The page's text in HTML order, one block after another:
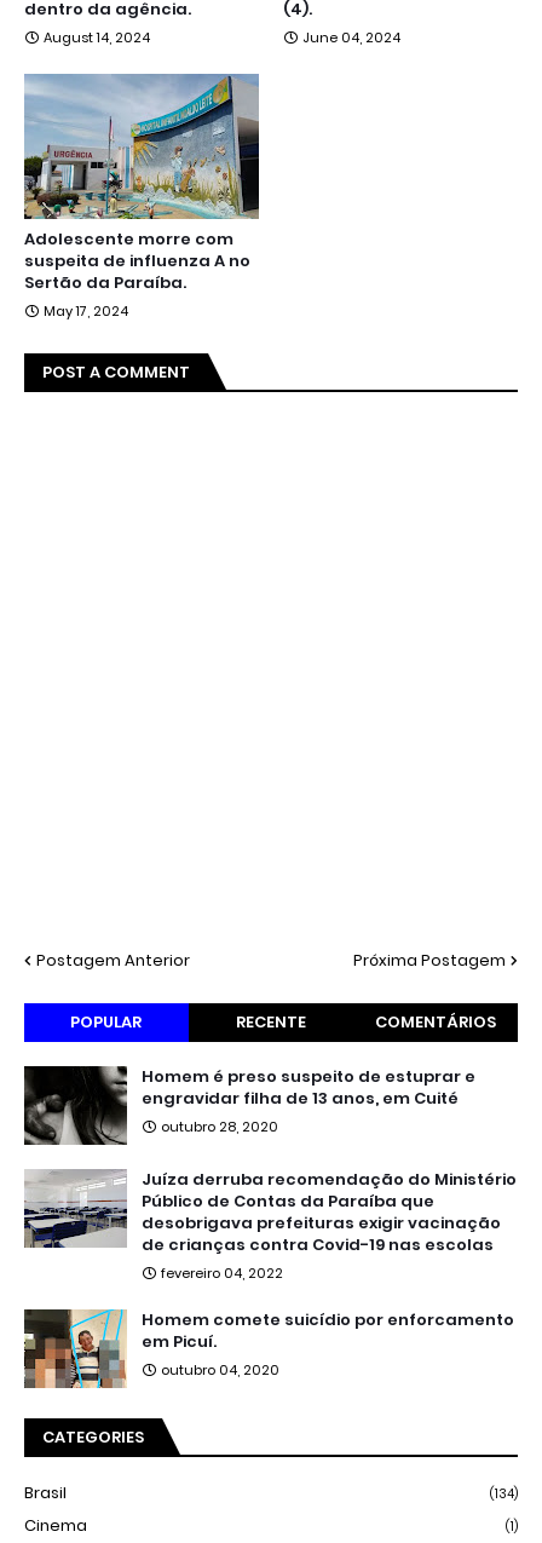
dentro da agência.
August 14, 2024
(4).
June 04, 2024
Adolescente morre com
suspeita de influenza A no
Sertão da Paraíba.
May 17, 2024
POST A COMMENT
Postagem Anterior Próxima Postagem
POPULAR RECENTE COMENTÁRIOS
Homem é preso suspeito de estuprar e
engravidar filha de 13 anos, em Cuité
outubro 28, 2020
Juíza derruba recomendação do Ministério
Público de Contas da Paraíba que
desobrigava prefeituras exigir vacinação
de crianças contra Covid-19 nas escolas
fevereiro 04, 2022
Homem comete suicídio por enforcamento
em Picuí.
outubro 04, 2020
CATEGORIES
Brasil (134)
Cinema (1)